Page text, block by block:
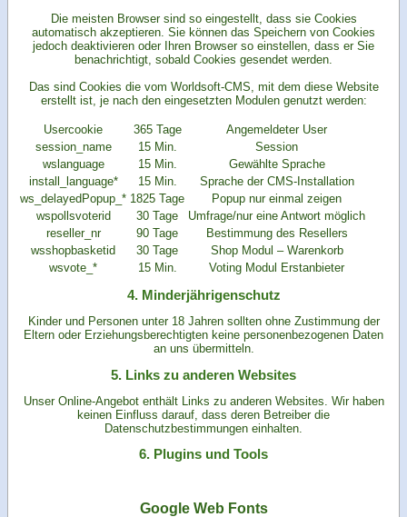
Die meisten Browser sind so eingestellt, dass sie Cookies
automatisch akzeptieren. Sie können das Speichern von Cookies
jedoch deaktivieren oder Ihren Browser so einstellen, dass er Sie
benachrichtigt, sobald Cookies gesendet werden.
Das sind Cookies die vom Worldsoft-CMS, mit dem diese Website
erstellt ist, je nach den eingesetzten Modulen genutzt werden:
Usercookie 365 Tage
Angemeldeter User
session_name
15 Min.
Session
wslanguage
15 Min.
Gewählte Sprache
install_language*
15 Min.
Sprache der CMS-Installation
ws_delayedPopup_* 1825 Tage
Popup nur einmal zeigen
wspollsvoterid
30 Tage
Umfrage/nur eine Antwort möglich
reseller_nr
90 Tage
Bestimmung des Resellers
wsshopbasketid
30 Tage
Shop Modul – Warenkorb
wsvote_*
15 Min. Voting Modul Erstanbieter
4. Minderjährigenschutz
Kinder und Personen unter 18 Jahren sollten ohne Zustimmung der
Eltern oder Erziehungsberechtigten keine personenbezogenen Daten
an uns übermitteln.
5. Links zu anderen Websites
Unser Online-Angebot enthält Links zu anderen Websites. Wir haben
keinen Einfluss darauf, dass deren Betreiber die
Datenschutzbestimmungen einhalten.
6. Plugins und Tools
Google Web Fonts